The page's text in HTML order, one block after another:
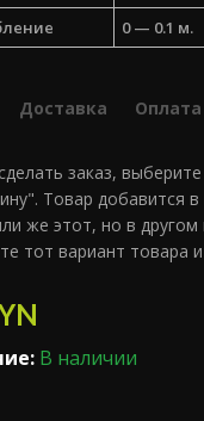
0 — 0.1 м.
Доставка Оплата
заказ,
Товар добавится
же этот, но в
тот вариант товара
В наличии